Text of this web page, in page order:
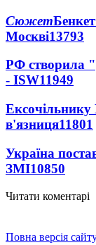
Сюжет
Москві13793
РФ створила
- ISW11949
в'язниця11801
Україна
ЗМІ10850
Читати коментарі
Повна версія